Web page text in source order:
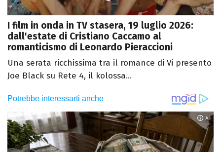
I film in onda in TV stasera, 19 luglio 2026:
dall'estate di Cristiano Caccamo al
romanticismo di Leonardo Pieraccioni
Una serata ricchissima tra il romance di Vi presento
Joe Black su Rete 4, il kolossa...